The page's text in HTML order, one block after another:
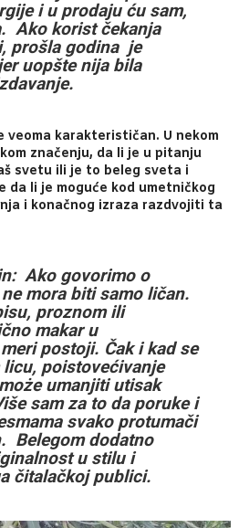
i u prodaju ću sam,
Ako korist čekanja
prošla godina je
uopšte nija bila
veoma karakterističan. U nekom
značenju, da li je u pitanju
svetu ili je to beleg sveta i
da li je moguće kod umetničkog
i konačnog izraza razdvojiti ta
Ako govorimo o
mora biti samo ličan.
proznom ili
makar u
postoji. Čak i kad se
poistovećivanje
umanjiti utisak
sam za to da poruke i
svako protumači
Belegom dodatno
u stilu i
čitalačkoj publici.